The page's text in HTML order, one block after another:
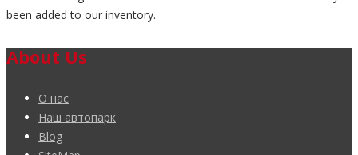
been added to our inventory.
About Us
О нас
Наш автопарк
Blog